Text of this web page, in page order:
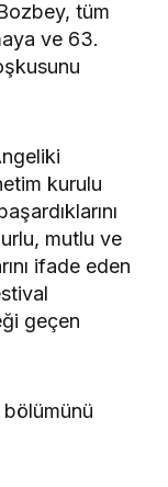
tüm
ve 63.
kurulu
mutlu ve
ifade eden
geçen
bölümünü